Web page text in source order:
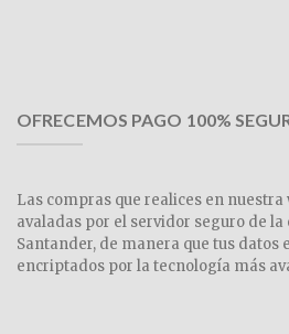
OFRECEMOS PAGO 100%
Las compras que realices en
avaladas por el servidor seguro de
Santander, de manera que tus datos
encriptados por la tecnología más